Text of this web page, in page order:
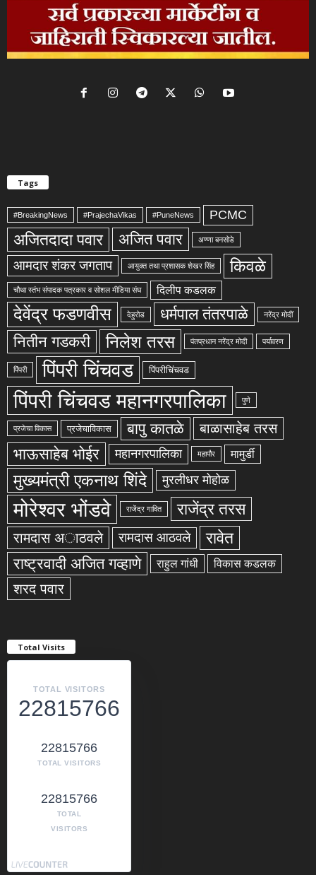
Tags
#BreakingNews #PrajechaVikas #PuneNews PCMC
अजितदादा पवार अजित पवार अण्णा बनसोडे
आमदार शंकर जगताप आयुक्त तथा प्रशासक शेखर सिंह किवळे
चौथा स्तंभ संपादक पत्रकार व सोशल मीडिया संघ दिलीप कडलक
देवेंद्र फडणवीस देहुरोड धर्मपाल तंतरपाळे नरेंद्र मोदीं
नितीन गडकरी निलेश तरस पंतप्रधान नरेंद्र मोदी पर्यावरण
पिंपरी पिंपरी चिंचवड पिंपरीचिंचवड
पिंपरी चिंचवड महानगरपालिका पुणे
प्रजेचा विकास प्रजेचाविकास बापु कातळे बाळासाहेब तरस
भाऊसाहेब भोईर महानगरपालिका महापौर मामुर्डी
मुख्यमंत्री एकनाथ शिंदे मुरलीधर मोहोळ
मोरेश्वर भोंडवे राजेंद्र गावित राजेंद्र तरस
रामदास अाठवले रामदास आठवले रावेत
राष्ट्रवादी अजित गव्हाणे राहुल गांधी विकास कडलक
शरद पवार
Total Visits
TOTAL VISITORS
22815766
22815766
TOTAL VISITORS
22815766
TOTAL
VISITORS